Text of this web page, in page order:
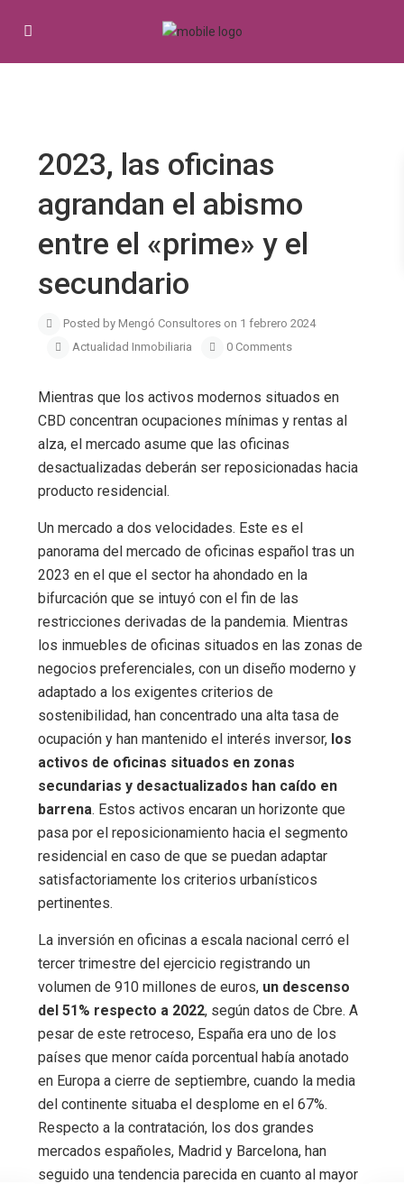
2023, las oficinas
agrandan el abismo
entre el «prime» y el
secundario
Posted by Mengó Consultores on 1 febrero 2024
Actualidad Inmobiliaria
0 Comments
Mientras que los activos modernos situados en
CBD concentran ocupaciones mínimas y rentas al
alza, el mercado asume que las oficinas
desactualizadas deberán ser reposicionadas hacia
producto residencial.
Un mercado a dos velocidades. Este es el
panorama del mercado de oficinas español tras un
2023 en el que el sector ha ahondado en la
bifurcación que se intuyó con el fin de las
restricciones derivadas de la pandemia. Mientras
los inmuebles de oficinas situados en las zonas de
negocios preferenciales, con un diseño moderno y
adaptado a los exigentes criterios de
sostenibilidad, han concentrado una alta tasa de
ocupación y han mantenido el interés inversor, los
activos de oficinas situados en zonas
secundarias y desactualizados han caído en
barrena. Estos activos encaran un horizonte que
pasa por el reposicionamiento hacia el segmento
residencial en caso de que se puedan adaptar
satisfactoriamente los criterios urbanísticos
pertinentes.
La inversión en oficinas a escala nacional cerró el
tercer trimestre del ejercicio registrando un
volumen de 910 millones de euros, un descenso
del 51% respecto a 2022, según datos de Cbre. A
pesar de este retroceso, España era uno de los
países que menor caída porcentual había anotado
en Europa a cierre de septiembre, cuando la media
del continente situaba el desplome en el 67%.
Respecto a la contratación, los dos grandes
mercados españoles, Madrid y Barcelona, han
seguido una tendencia parecida en cuanto al mayor